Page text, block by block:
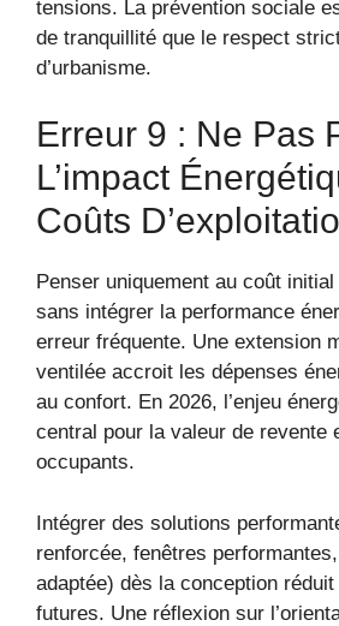
tensions. La prévention sociale
de tranquillité que le respect
d’urbanisme.
Erreur 9 : Ne Pas
L’impact
Coûts
Penser uniquement au coût
sans intégrer la performance
erreur fréquente. Une extension
ventilée accroit les dépenses
au confort. En 2026, l’enjeu
central pour la valeur de revente
occupants.
Intégrer des solutions
renforcée, fenêtres
adaptée) dès la conception
futures. Une réflexion sur